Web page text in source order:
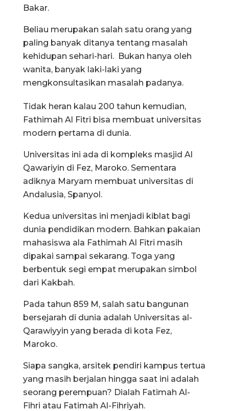
Bakar.
Beliau merupakan salah satu orang yang
paling banyak ditanya tentang masalah
kehidupan sehari-hari. Bukan hanya oleh
wanita, banyak laki-laki yang
mengkonsultasikan masalah padanya.
Tidak heran kalau 200 tahun kemudian,
Fathimah Al Fitri bisa membuat universitas
modern pertama di dunia.
Universitas ini ada di kompleks masjid Al
Qawariyin di Fez, Maroko. Sementara
adiknya Maryam membuat universitas di
Andalusia, Spanyol.
Kedua universitas ini menjadi kiblat bagi
dunia pendidikan modern. Bahkan pakaian
mahasiswa ala Fathimah Al Fitri masih
dipakai sampai sekarang. Toga yang
berbentuk segi empat merupakan simbol
dari Kakbah.
Pada tahun 859 M, salah satu bangunan
bersejarah di dunia adalah Universitas al-
Qarawiyyin yang berada di kota Fez,
Maroko.
Siapa sangka, arsitek pendiri kampus tertua
yang masih berjalan hingga saat ini adalah
seorang perempuan? Dialah Fatimah Al-
Fihri atau Fatimah Al-Fihriyah.